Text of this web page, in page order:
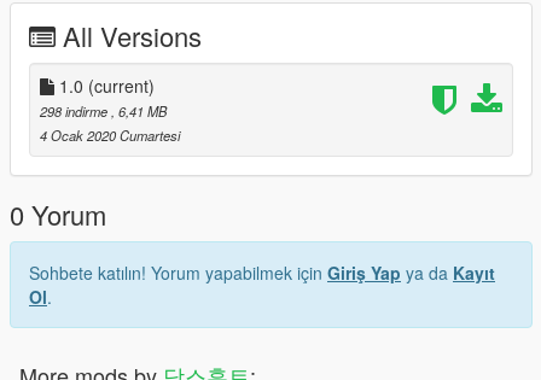
All Versions
1.0 (current)
298 indirme , 6,41 MB
4 Ocak 2020 Cumartesi
0 Yorum
Sohbete katılın! Yorum yapabilmek için Giriş Yap ya da Kayıt
Ol.